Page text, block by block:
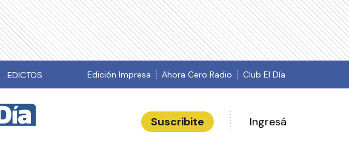
EDICTOS Edición Impresa Ahora Cero Radio Club El Día
Suscribite Ingresá